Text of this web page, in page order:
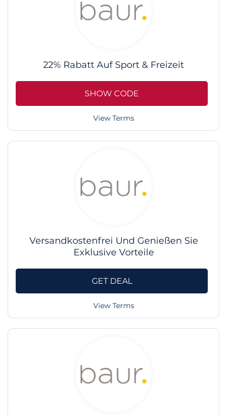
22% Rabatt Auf Sport & Freizeit
SHOW CODE
View Terms
Versandkostenfrei Und Genießen Sie
Exklusive Vorteile
GET DEAL
View Terms